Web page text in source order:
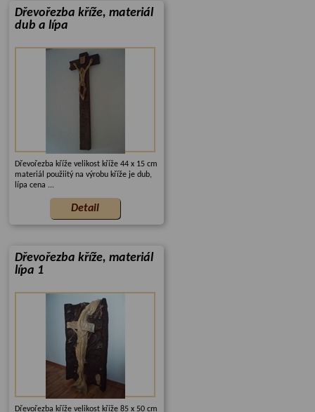
Dřevořezba kříže, materiál
dub a lípa
Dřevořezba kříže velikost kříže 44 x 15 cm
materiál použiitý na výrobu kříže je dub,
lípa cena ...
Dřevořezba kříže, materiál
lípa 1
Dřevořezba kříže velikost kříže 85 x 50 cm